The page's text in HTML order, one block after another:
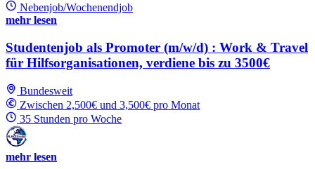
Nebenjob/Wochenendjob
mehr lesen
Studentenjob als Promoter (m/w/d) : Work & Travel
für Hilfsorganisationen, verdiene bis zu 3500€
Bundesweit
Zwischen 2,500€ und 3,500€ pro Monat
35 Stunden pro Woche
mehr lesen